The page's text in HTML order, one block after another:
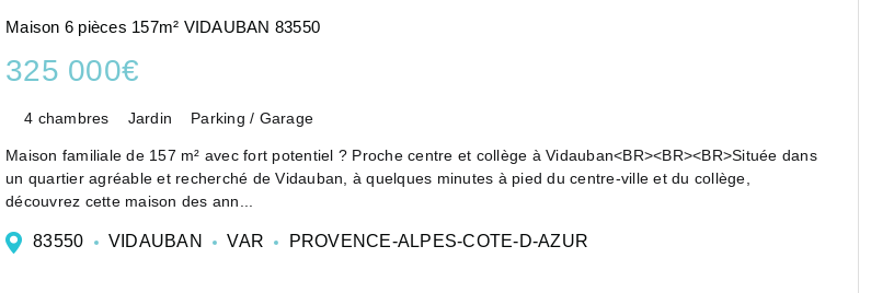
Maison 6 pièces 157m² VIDAUBAN 83550
325 000€
4 chambres Jardin Parking / Garage
Maison familiale de 157 m² avec fort potentiel ? Proche centre et collège à Vidauban<BR><BR><BR>Située dans
un quartier agréable et recherché de Vidauban, à quelques minutes à pied du centre-ville et du collège,
découvrez cette maison des ann...
83550 VIDAUBAN VAR PROVENCE-ALPES-COTE-D-AZUR